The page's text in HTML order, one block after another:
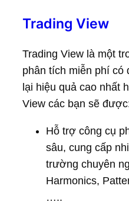
Trading View
Trading View là một
phân tích miễn phí có
lại hiệu quả cao nhất
View các bạn sẽ
Hỗ trợ công cụ
sâu, cung cấp
trường chuyên
Harmonics,
…..